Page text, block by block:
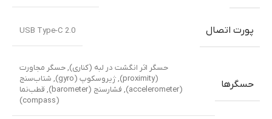
پورت اتصال USB Type-C 2.0
حسگرها
حسگر اثر انگشت در لبه (کناری),حسگر مجاورت
(proximity)
,ژیروسکوپ (gyro) , شتاب‌سنج
(accelerometer)
, فشارسنج (barometer) , قطب‌نما
(compass)